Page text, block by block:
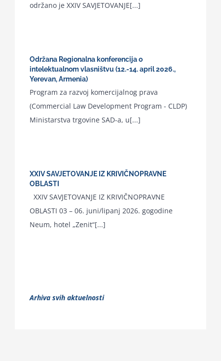
održano je XXIV SAVJETOVANJE[...]
Održana Regionalna konferencija o
intelektualnom vlasništvu (12.-14. april 2026.,
Yerevan, Armenia)
Program za razvoj komercijalnog prava
(Commercial Law Development Program - CLDP)
Ministarstva trgovine SAD-a, u[...]
XXIV SAVJETOVANJE IZ KRIVIČNOPRAVNE
OBLASTI
XXIV SAVJETOVANJE IZ KRIVIČNOPRAVNE
OBLASTI 03 – 06. juni/lipanj 2026. gogodine
Neum, hotel „Zenit“[...]
Arhiva svih aktuelnosti